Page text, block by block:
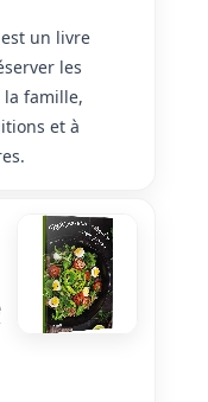
un livre
les
la famille,
et à